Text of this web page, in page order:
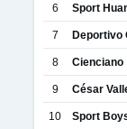
6 Sport
7 Deportivo
8 Cienciano
9 César
10 Sport